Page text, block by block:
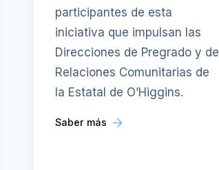
participantes de esta
iniciativa que impulsan las
Direcciones de Pregrado y de
Relaciones Comunitarias de
la Estatal de O’Higgins.
Saber más